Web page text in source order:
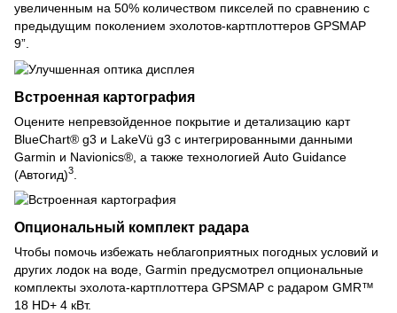
увеличенным на 50% количеством пикселей по сравнению с
предыдущим поколением эхолотов-картплоттеров GPSMAP
9”.
Встроенная картография
Оцените непревзойденное покрытие и детализацию карт
BlueChart® g3 и LakeVü g3 с интегрированными данными
Garmin и Navionics®, а также технологией Auto Guidance
(Автогид)3
Опциональный комплект радара
Чтобы помочь избежать неблагоприятных погодных условий и
других лодок на воде, Garmin предусмотрел опциональные
комплекты эхолота-картплоттера GPSMAP с радаром GMR™
18 HD+ 4 кВт.